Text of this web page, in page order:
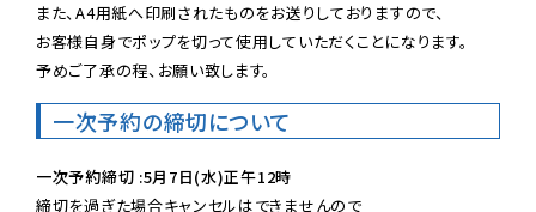
また、A4用紙へ印刷されたものをお送りしておりますので、
お客様自身でポップを切って使用していただくことになります。
予めご了承の程、お願い致します。
一次予約の締切について
一次予約締切 :5月7日(水)正午12時
締切を過ぎた場合キャンセルはできませんので